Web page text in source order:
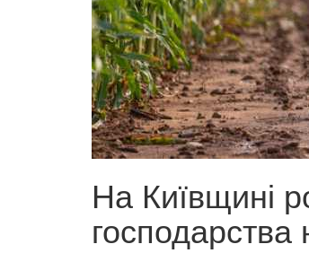
На Київщині
господарства